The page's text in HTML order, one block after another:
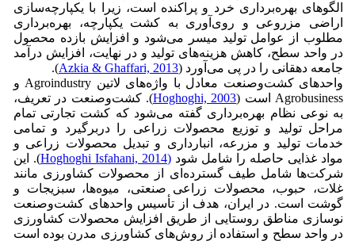
الگوهای بهره‌برداری خرد و پراکنده است، زیرا با یکپارچه‌سازی
اراضی مزروعی و روی‌آوری به کشت یکپارچه، بهره‌برداری
مطلوب از عوامل تولید میسر می‌شود و افزایش بازده محصول
در واحد سطح، کاهش هزینه‌های تولید و در نهایت، افزایش درآمد
جامعه دهقانی را در پی می‌آورد (Azkia & Ghaffari, 2013
).
واحدهای کشت‌وصنعت معادل با واژه‌های لاتین Agroindustry و
Agrobusiness است (
Hoghoghi, 2003). کشت‌وصنعت در تعریف،
به نوعی نظام بهره‌برداری گفته می‌شود که کشت تجارتی تمام
مراحل تولید و توزیع محصولات زراعی را دربرگیرد و تمامی
خدمات تولید و مزرعه، انبارداری و تبدیل محصولات زراعی و
مواد غذایی حاصله را شامل شود (Hoghoghi Isfahani, 2014
). این
شرکت‌ها شامل طیف گسترده‌ای از محصولات کشاورزی مانند
غلات، حبوب، محصولات زراعی صنعتی، میوه‌ها، سبزیجات و
گوشت است. در ایران، هدف از تأسیس واحدهای کشت‌وصنعت
نوسازی مناطق روستایی از طریق افزایش محصولات کشاورزی
در واحد سطح و استفاده از روش‌های کشاورزی مدرن بوده است